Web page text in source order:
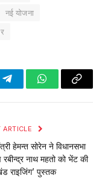
नई योजना
TelegramWhatsApp
Copy
ARTICLE
हेमन्त सोरेन ने विधानसभा
रबीन्द्र नाथ महतो को भेंट की
राइजिंग’ पुस्तक